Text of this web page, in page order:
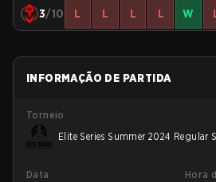
3/10 L L L L W
INFORMAÇÃO DE PARTIDA
Torneio
Elite Series Summer 2024 Regular
Data
Hora